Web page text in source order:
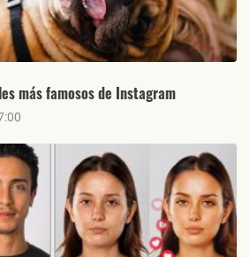
más famosos de Instagram